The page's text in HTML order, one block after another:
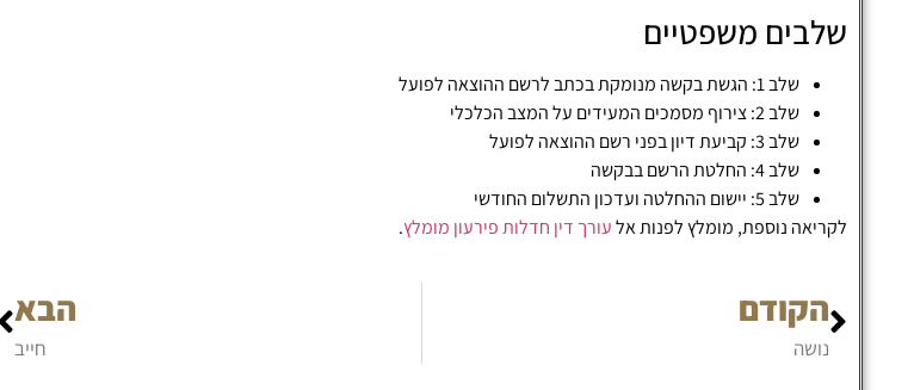
שלבים משפטיים
שלב 1: הגשת בקשה מנומקת בכתב לרשם ההוצאה לפועל
שלב 2: צירוף מסמכים המעידים על המצב הכלכלי
שלב 3: קביעת דיון בפני רשם ההוצאה לפועל
שלב 4: החלטת הרשם בבקשה
שלב 5: יישום ההחלטה ועדכון התשלום החודשי
לקריאה נוספת, מומלץ לפנות אלעורך דין חדלות פירעון מומלץ.
הקודם
נושה
הבא
חייב